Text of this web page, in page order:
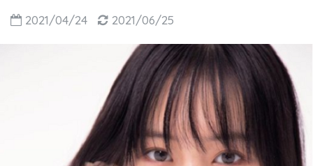
2021/04/24 2021/06/25